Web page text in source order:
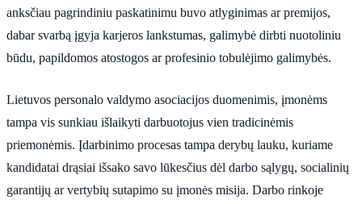
anksčiau pagrindiniu paskatinimu buvo atlyginimas ar premijos,
dabar svarbą įgyja karjeros lankstumas, galimybė dirbti nuotoliniu
būdu, papildomos atostogos ar profesinio tobulėjimo galimybės.
Lietuvos personalo valdymo asociacijos duomenimis, įmonėms
tampa vis sunkiau išlaikyti darbuotojus vien tradicinėmis
priemonėmis. Įdarbinimo procesas tampa derybų lauku, kuriame
kandidatai drąsiai išsako savo lūkesčius dėl darbo sąlygų, socialinių
garantijų ar vertybių sutapimo su įmonės misija. Darbo rinkoje